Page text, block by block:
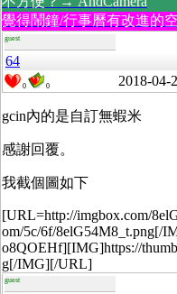
覺得鬧鐘/行事曆有改進的
guest
64
0 0 2018-04-
gcin內的是自訂無蝦米
感謝回覆。
我截個圖如下
[URL=http://imgbox.com/
om/5c/6f/8elG54M8_t.png[/
o8QOEHf][IMG]https://
g[/IMG][/URL]
guest